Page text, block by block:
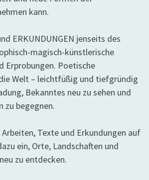
kann.
ERKUNDUNGEN jenseits des
magisch-künstlerische
Erprobungen. Poetische
Welt – leichtfüßig und tiefgründig
Bekanntes neu zu sehen und
zu begegnen.
Texte und Erkundungen auf
ein, Orte, Landschaften und
zu entdecken.